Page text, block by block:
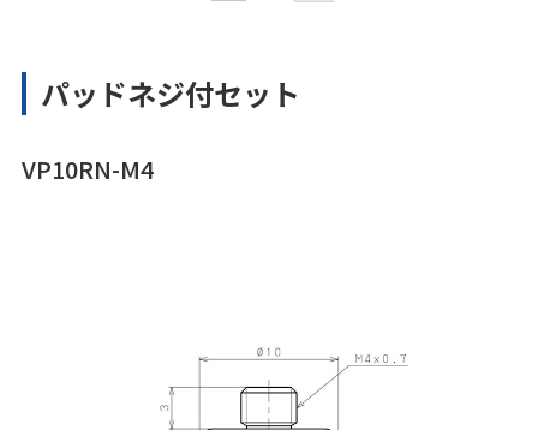
パッドネジ付セット
VP10RN-M4